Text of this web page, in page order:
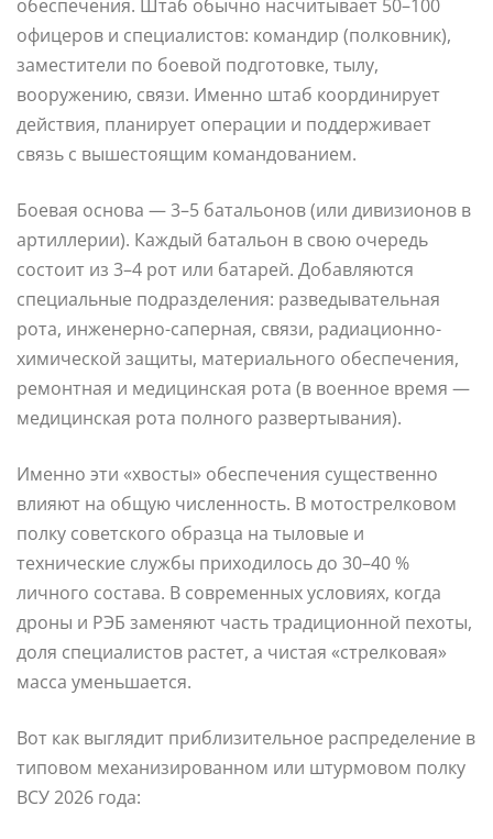
обеспечения. Штаб обычно насчитывает 50–100
офицеров и специалистов: командир (полковник),
заместители по боевой подготовке, тылу,
вооружению, связи. Именно штаб координирует
действия, планирует операции и поддерживает
связь с вышестоящим командованием.
Боевая основа — 3–5 батальонов (или дивизионов в
артиллерии). Каждый батальон в свою очередь
состоит из 3–4 рот или батарей. Добавляются
специальные подразделения: разведывательная
рота, инженерно-саперная, связи, радиационно-
химической защиты, материального обеспечения,
ремонтная и медицинская рота (в военное время —
медицинская рота полного развертывания).
Именно эти «хвосты» обеспечения существенно
влияют на общую численность. В мотострелковом
полку советского образца на тыловые и
технические службы приходилось до 30–40 %
личного состава. В современных условиях, когда
дроны и РЭБ заменяют часть традиционной пехоты,
доля специалистов растет, а чистая «стрелковая»
масса уменьшается.
Вот как выглядит приблизительное распределение в
типовом механизированном или штурмовом полку
ВСУ 2026 года: